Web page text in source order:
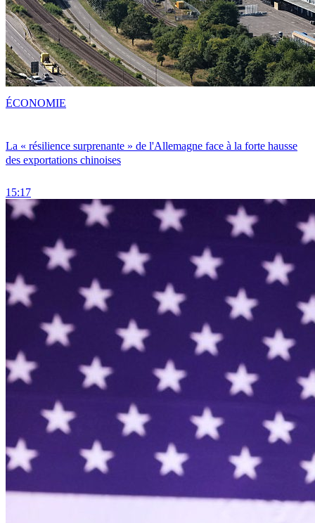
La « résilience surprenante » de l'Allemagne face à la forte hausse
des exportations chinoises
15:17
ÉCONOMIE